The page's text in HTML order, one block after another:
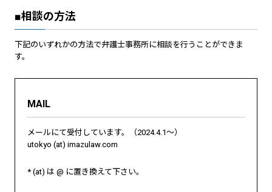
■相談の方法
下記のいずれかの方法で弁護士事務所に相談を行うことができま
す。
MAIL
メールにて受付しています。（2024.4.1～）
utokyo (at) imazulaw.com
* (at) は @ に置き換えて下さい。